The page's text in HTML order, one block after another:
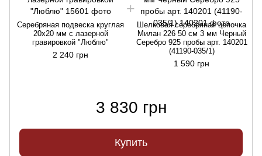
Серебряная подвеска круглая
20х20 мм с лазерной
гравировкой "Люблю"
2 240 грн
Шелковая серебряная цепочка
Милан 226 50 см 3 мм Черный
Серебро 925 пробы арт. 140201
(41190-035/1)
1 590 грн
3 830 грн
Купить